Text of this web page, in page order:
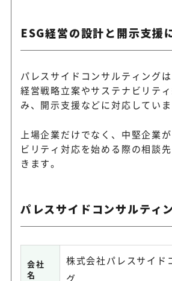
ESG経営の設計と開示支援
パレスサイドコンサルティング
経営戦略立案やサステナビリテ
み、開示支援などに対応していま
上場企業だけでなく、中堅企業
ビリティ対応を始める際の相談
きます。
パレスサイドコンサルティ
会社
名
株式会社パレスサイド